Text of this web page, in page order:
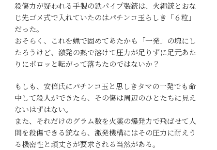
殺傷力が疑われる手製の鉄パイプ製銃は、火縄銃とおな
じ先ゴメ式で入れていたのはパチンコ玉らしき「６粒」
だった。
おそらく、これを蝋で固めてあたかも「一発」の塊にし
たろうけど、激発の熱で溶けて圧力が足りずに足元あた
りにポロッと転がって落ちたのではないか？
もしも、安倍氏にパチンコ玉と思しきタマの一発でも命
中して殺人ができたら、その傷は周辺のひとたちに見え
ないはずはない。
また、それだけのグラム数を火薬の爆発力で飛ばせて人
間を殺傷できる銃なら、激発機構にはその圧力に耐えう
る機密性と頑丈さが要求される当然がある。